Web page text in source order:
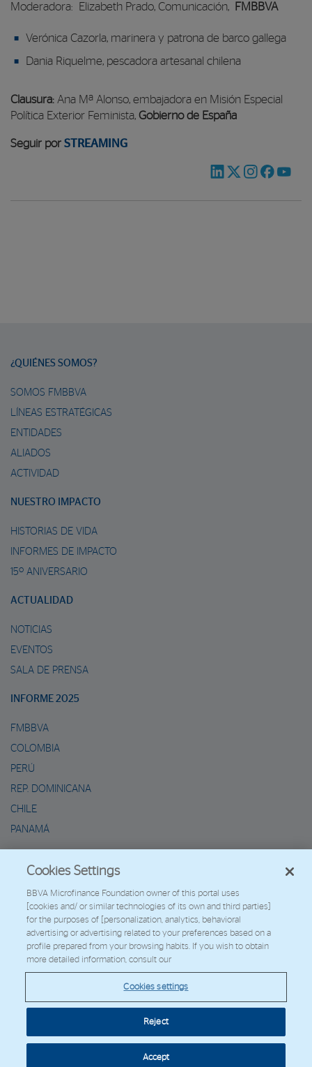
Moderadora: Elizabeth Prado, Comunicación, FMBBVA
Verónica Cazorla, marinera y patrona de barco gallega
Dania Riquelme, pescadora artesanal chilena
Clausura: Ana Mª Alonso, embajadora en Misión Especial
Política Exterior Feminista, Gobierno de España
Seguir por STREAMING
¿QUIÉNES SOMOS?
SOMOS FMBBVA
LÍNEAS ESTRATÉGICAS
ENTIDADES
ALIADOS
ACTIVIDAD
NUESTRO IMPACTO
HISTORIAS DE VIDA
INFORMES DE IMPACTO
15º ANIVERSARIO
ACTUALIDAD
NOTICIAS
EVENTOS
SALA DE PRENSA
INFORME 2025
FMBBVA
COLOMBIA
PERÚ
REP. DOMINICANA
CHILE
PANAMÁ
2026 - Fundación Microfinanzas BBVA
Trabaja con nosotros
© Copyright 2026 - FMBBVA.
Cookies settings
Cookies Settings
BBVA Microfinance Foundation owner of this portal uses
[cookies and/ or similar technologies of its own and third parties]
for the purposes of [personalization, analytics, behavioral
advertising or advertising related to your preferences based on a
profile prepared from your browsing habits. If you wish to obtain
more detailed information, consult our
Cookies settings
Reject
Accept